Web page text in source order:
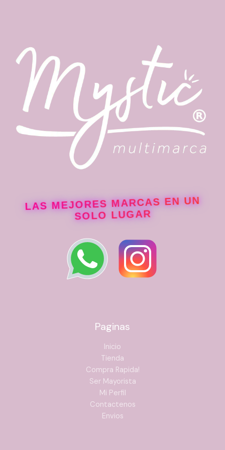
LAS MEJORES MARCAS EN UN
SOLO LUGAR
Paginas
Inicio
Tienda
Compra Rapida!
Ser Mayorista
Mi Perfil
Contactenos
Envios